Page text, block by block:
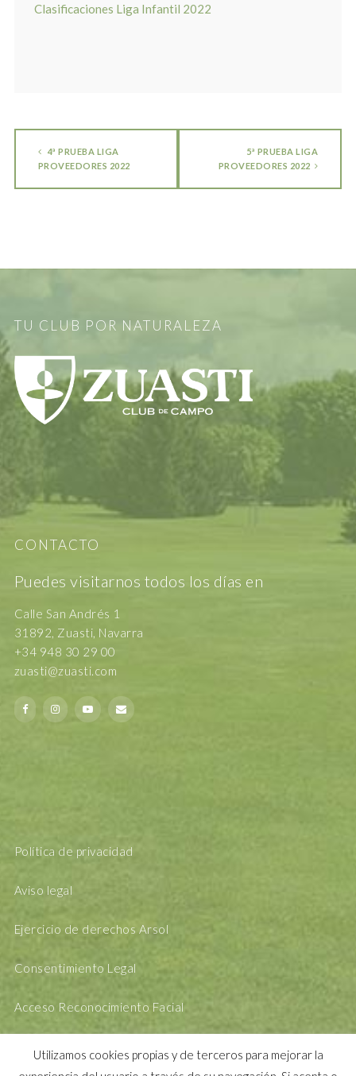
Clasificaciones Liga Infantil 2022
4ª PRUEBA LIGA
PROVEEDORES 2022
5ª PRUEBA LIGA
PROVEEDORES 2022
TU CLUB POR NATURALEZA
CONTACTO
Puedes visitarnos todos los días en
Calle San Andrés 1
31892, Zuasti, Navarra
+34 948 30 29 00
zuasti@zuasti.com
Política de privacidad
Aviso legal
Ejercicio de derechos Arsol
Consentimiento Legal
Acceso Reconocimiento Facial
Utilizamos cookies propias y de terceros para mejorar la